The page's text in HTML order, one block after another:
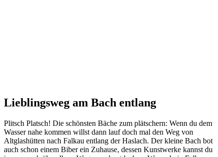
Lieblingsweg am Bach entlang
Plitsch Platsch! Die schönsten Bäche zum plätschern: Wenn du dem
Wasser nahe kommen willst dann lauf doch mal den Weg von
Altglashütten nach Falkau entlang der Haslach. Der kleine Bach bot
auch schon einem Biber ein Zuhause, dessen Kunstwerke kannst du